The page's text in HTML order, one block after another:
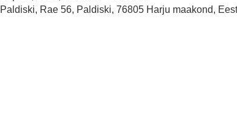
Paldiski, Rae 56, Paldiski, 76805 Harju maakond,